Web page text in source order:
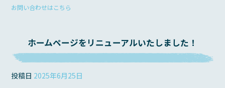
お問い合わせはこちら
ホームページをリニューアルいたしました！
投稿日 2025年6月25日